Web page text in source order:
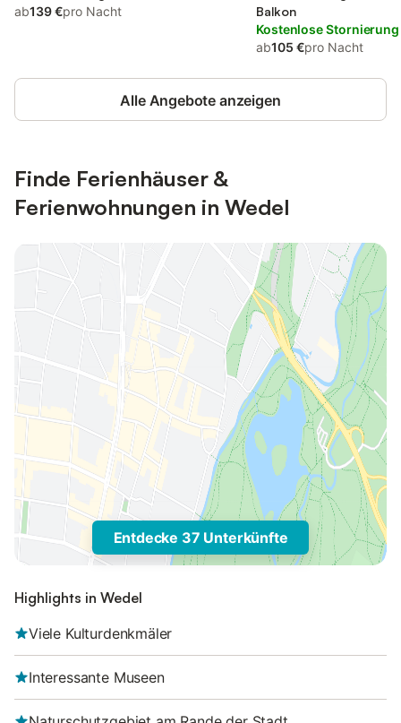
ab139 €pro Nacht
Balkon
Kostenlose Stornierung
ab105 €pro Nacht
Alle Angebote anzeigen
Finde Ferienhäuser &
Ferienwohnungen in Wedel
Entdecke 37 Unterkünfte
Highlights in Wedel
Viele Kulturdenkmäler
Interessante Museen